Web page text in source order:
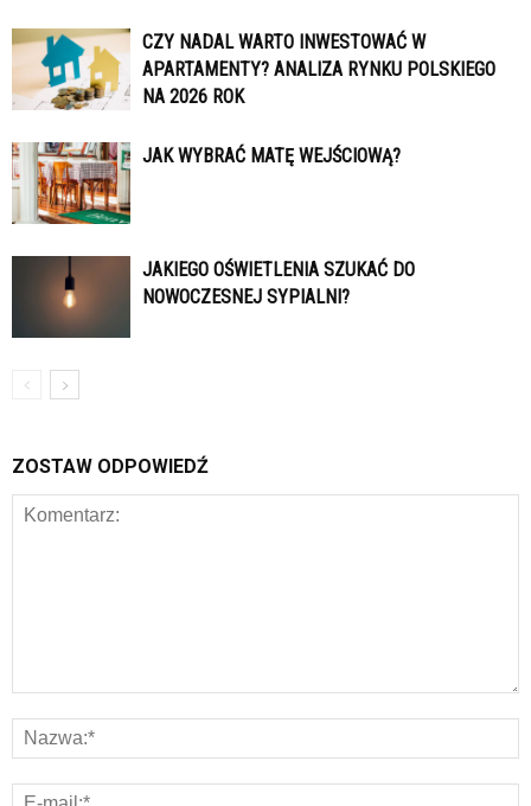
CZY NADAL WARTO INWESTOWAĆ W
APARTAMENTY? ANALIZA RYNKU POLSKIEGO
NA 2026 ROK
JAK WYBRAĆ MATĘ WEJŚCIOWĄ?
JAKIEGO OŚWIETLENIA SZUKAĆ DO
NOWOCZESNEJ SYPIALNI?
ZOSTAW ODPOWIEDŹ